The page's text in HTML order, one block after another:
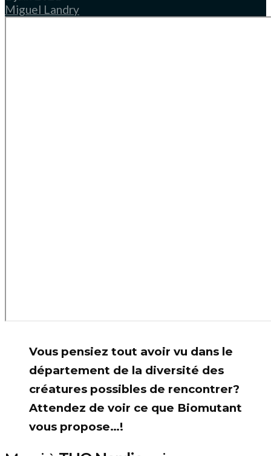
Miguel Landry
Vous pensiez tout avoir vu dans le
département de la diversité des
créatures possibles de rencontrer?
Attendez de voir ce que Biomutant
vous propose…!